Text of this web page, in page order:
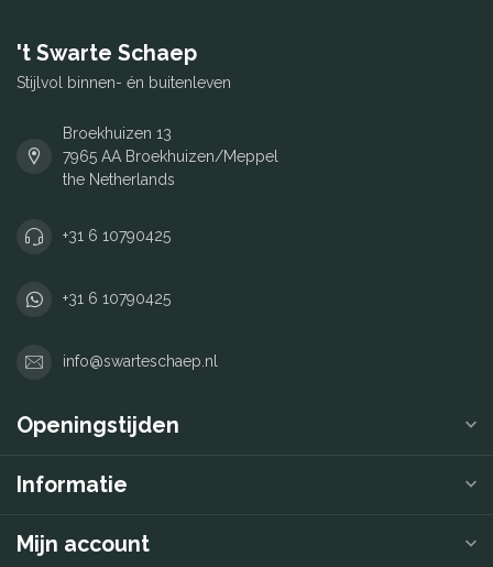
't Swarte Schaep
Stijlvol binnen- én buitenleven
Broekhuizen 13
7965 AA Broekhuizen/Meppel
the Netherlands
+31 6 10790425
+31 6 10790425
info@swarteschaep.nl
Openingstijden
Informatie
Mijn account